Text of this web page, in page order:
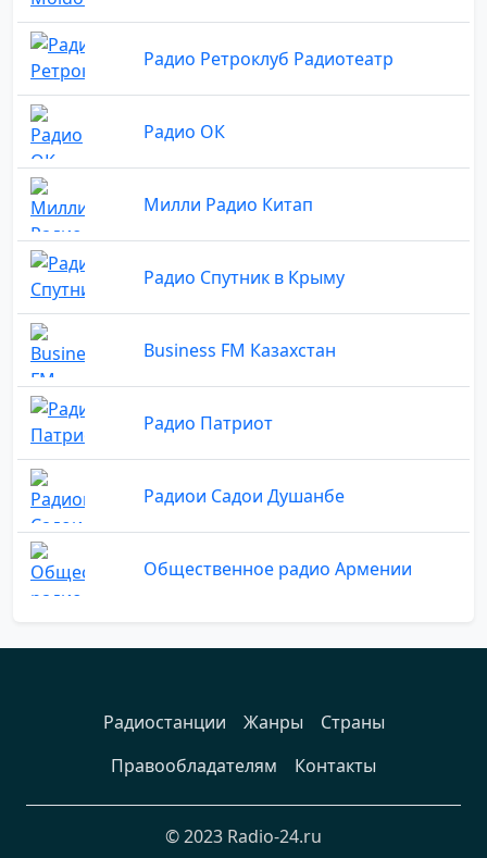
Радио Ретроклуб Радиотеатр
Радио ОК
Милли Радио Китап
Радио Спутник в Крыму
Business FM Казахстан
Радио Патриот
Радиои Садои Душанбе
Общественное радио Армении
Радиостанции Жанры
Страны
Правообладателям
Контакты
© 2023 Radio-24.ru